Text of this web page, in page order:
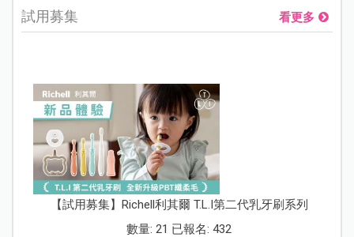
試用募集 看更多
【試用募集】Richell利其爾 T.L.I第二代乳牙刷系列
數量: 21 已報名: 432